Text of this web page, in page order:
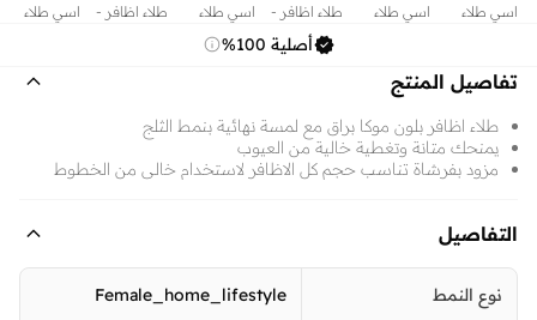
اسي طلاء
13.5 مل
اسي طلاء
أوبتيميست
طلاء اظافر -
مارشملو كلاود
- #63
اسي طلاء
الأظافر بلون ان
طلاء اظافر -
اسي طلاء
أصلية 100%
تفاصيل المنتج
طلاء اظافر بلون موكا براق مع لمسة نهائية بنمط الثلج
يمنحك متانة وتغطية خالية من العيوب
مزود بفرشاة تناسب حجم كل الاظافر لاستخدام خالي من الخطوط
التفاصيل
نوع النمط Female_home_lifestyle